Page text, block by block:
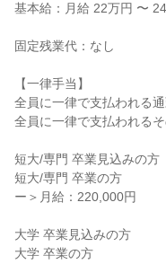
基本給：月給 22万円 〜
固定残業代：なし
【一律手当】
全員に一律で支払われる
全員に一律で支払われる
短大/専門 卒業見込みの方
短大/専門 卒業の方
ー＞月給：220,000円
大学 卒業見込みの方
大学 卒業の方